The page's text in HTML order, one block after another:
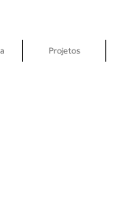
Projetos